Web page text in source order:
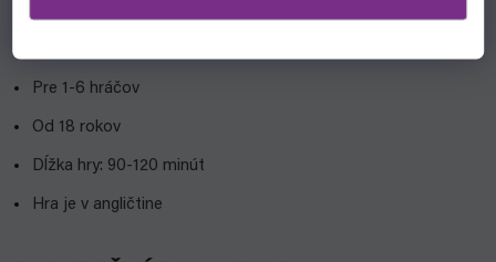
Pre 1-6 hráčov
Od 18 rokov
Dĺžka hry: 90-120 minút
Hra je v angličtine